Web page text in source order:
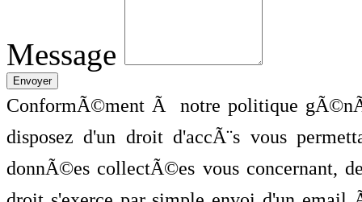
Message
ConformÃ©ment Ã notre politique
disposez d'un droit d'accÃ¨s vous
donnÃ©es collectÃ©es vous concernant,